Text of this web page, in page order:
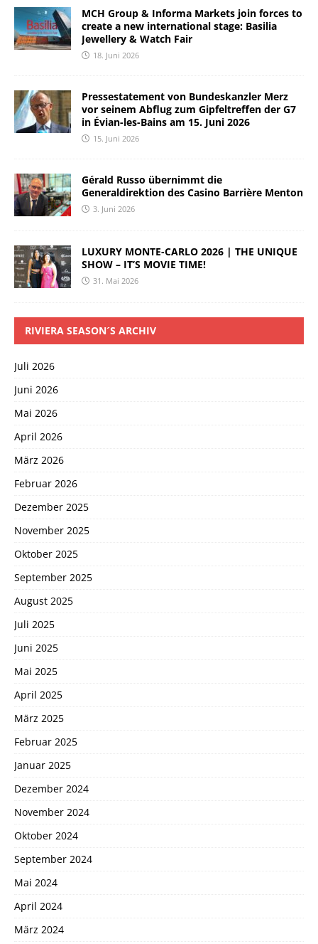
MCH Group & Informa Markets join forces to
create a new international stage: Basilia
Jewellery & Watch Fair
18. Juni 2026
Pressestatement von Bundeskanzler Merz
vor seinem Abflug zum Gipfeltreffen der G7
in Évian-les-Bains am 15. Juni 2026
15. Juni 2026
Gérald Russo übernimmt die
Generaldirektion des Casino Barrière Menton
3. Juni 2026
LUXURY MONTE-CARLO 2026 | THE UNIQUE
SHOW – IT’S MOVIE TIME!
31. Mai 2026
RIVIERA SEASON´S ARCHIV
Juli 2026
Juni 2026
Mai 2026
April 2026
März 2026
Februar 2026
Dezember 2025
November 2025
Oktober 2025
September 2025
August 2025
Juli 2025
Juni 2025
Mai 2025
April 2025
März 2025
Februar 2025
Januar 2025
Dezember 2024
November 2024
Oktober 2024
September 2024
Mai 2024
April 2024
März 2024